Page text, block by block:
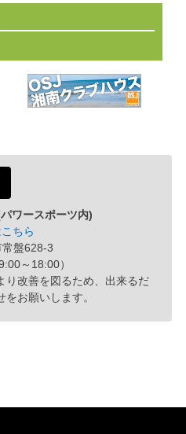
ワースポーツ内)
ちら
常盤628-3
～18:00）
改善を図るため、出来るだ
お願いします。